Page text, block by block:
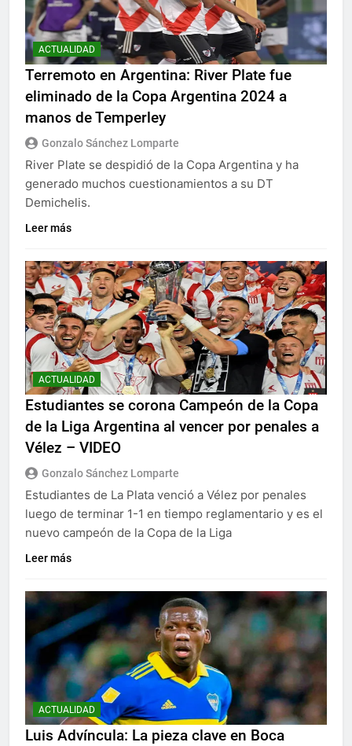
ACTUALIDAD
Terremoto en Argentina: River Plate fue
eliminado de la Copa Argentina 2024 a
manos de Temperley
Gonzalo Sánchez Lomparte
River Plate se despidió de la Copa Argentina y ha
generado muchos cuestionamientos a su DT
Demichelis.
Leer más
ACTUALIDAD
Estudiantes se corona Campeón de la Copa
de la Liga Argentina al vencer por penales a
Vélez – VIDEO
Gonzalo Sánchez Lomparte
Estudiantes de La Plata venció a Vélez por penales
luego de terminar 1-1 en tiempo reglamentario y es el
nuevo campeón de la Copa de la Liga
Leer más
ACTUALIDAD
Luis Advíncula: La pieza clave en Boca